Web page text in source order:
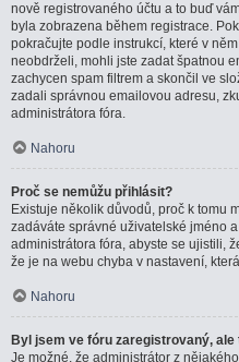
nově registrovaného účtu a to buď
byla zobrazena během registrace.
pokračujte podle instrukcí, které v
neobdrželi, mohli jste zadat špatnou
zachycen spam filtrem a skončil ve
zadali správnou emailovou adresu,
administrátora fóra.
Nahoru
Proč se nemůžu přihlásit?
Existuje několik důvodů, proč k tomu
zadáváte správné uživatelské jméno
administrátora fóra, abyste se ujistili,
že je na webu chyba v nastavení,
Nahoru
Byl jsem ve fóru zaregistrovaný,
Je možné, že administrátor z